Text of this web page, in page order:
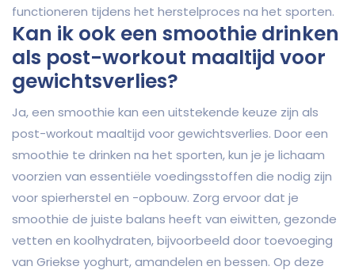
functioneren tijdens het herstelproces na het sporten.
Kan ik ook een smoothie drinken
als post-workout maaltijd voor
gewichtsverlies?
Ja, een smoothie kan een uitstekende keuze zijn als
post-workout maaltijd voor gewichtsverlies. Door een
smoothie te drinken na het sporten, kun je je lichaam
voorzien van essentiële voedingsstoffen die nodig zijn
voor spierherstel en -opbouw. Zorg ervoor dat je
smoothie de juiste balans heeft van eiwitten, gezonde
vetten en koolhydraten, bijvoorbeeld door toevoeging
van Griekse yoghurt, amandelen en bessen. Op deze